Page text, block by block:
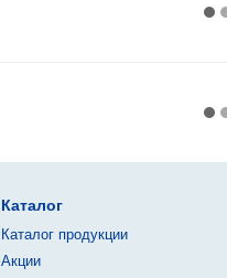
Каталог
Каталог продукции
Акции